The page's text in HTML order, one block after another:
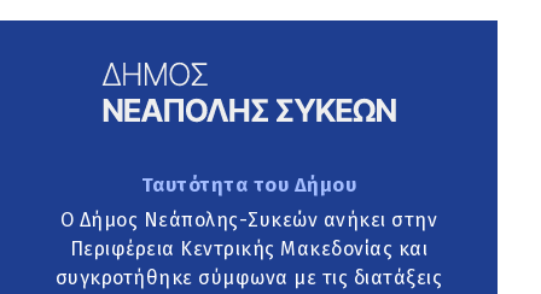
Ταυτότητα του Δήμου
Ο Δήμος Νεάπολης-Συκεών ανήκει στην
Περιφέρεια Κεντρικής Μακεδονίας και
συγκροτήθηκε σύμφωνα με τις διατάξεις